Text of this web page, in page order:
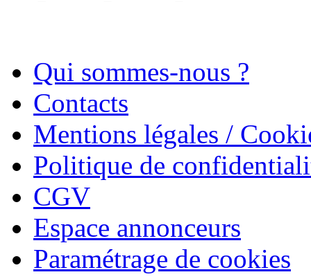
Qui sommes-nous ?
Contacts
Mentions légales /
Politique de
CGV
Espace annonceurs
Paramétrage de cookies